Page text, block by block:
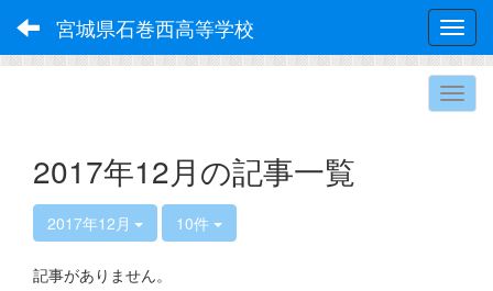
宮城県石巻西高等学校
2017年12月の記事一覧
2017年12月 10件
記事がありません。